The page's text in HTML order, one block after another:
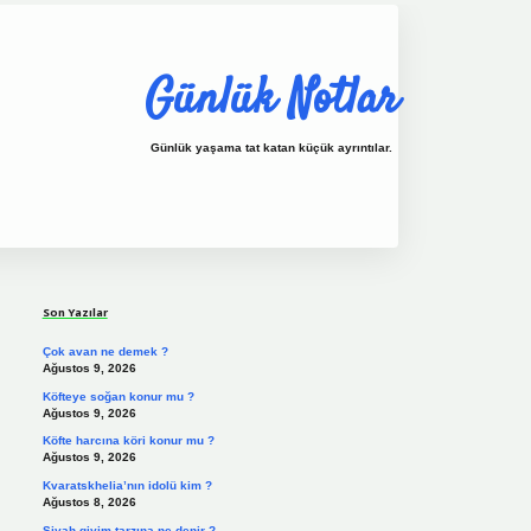
Günlük Notlar
Günlük yaşama tat katan küçük ayrıntılar.
Son Yazılar
Çok avan ne demek ?
Ağustos 9, 2026
Köfteye soğan konur mu ?
Ağustos 9, 2026
Köfte harcına köri konur mu ?
Ağustos 9, 2026
Kvaratskhelia’nın idolü kim ?
Ağustos 8, 2026